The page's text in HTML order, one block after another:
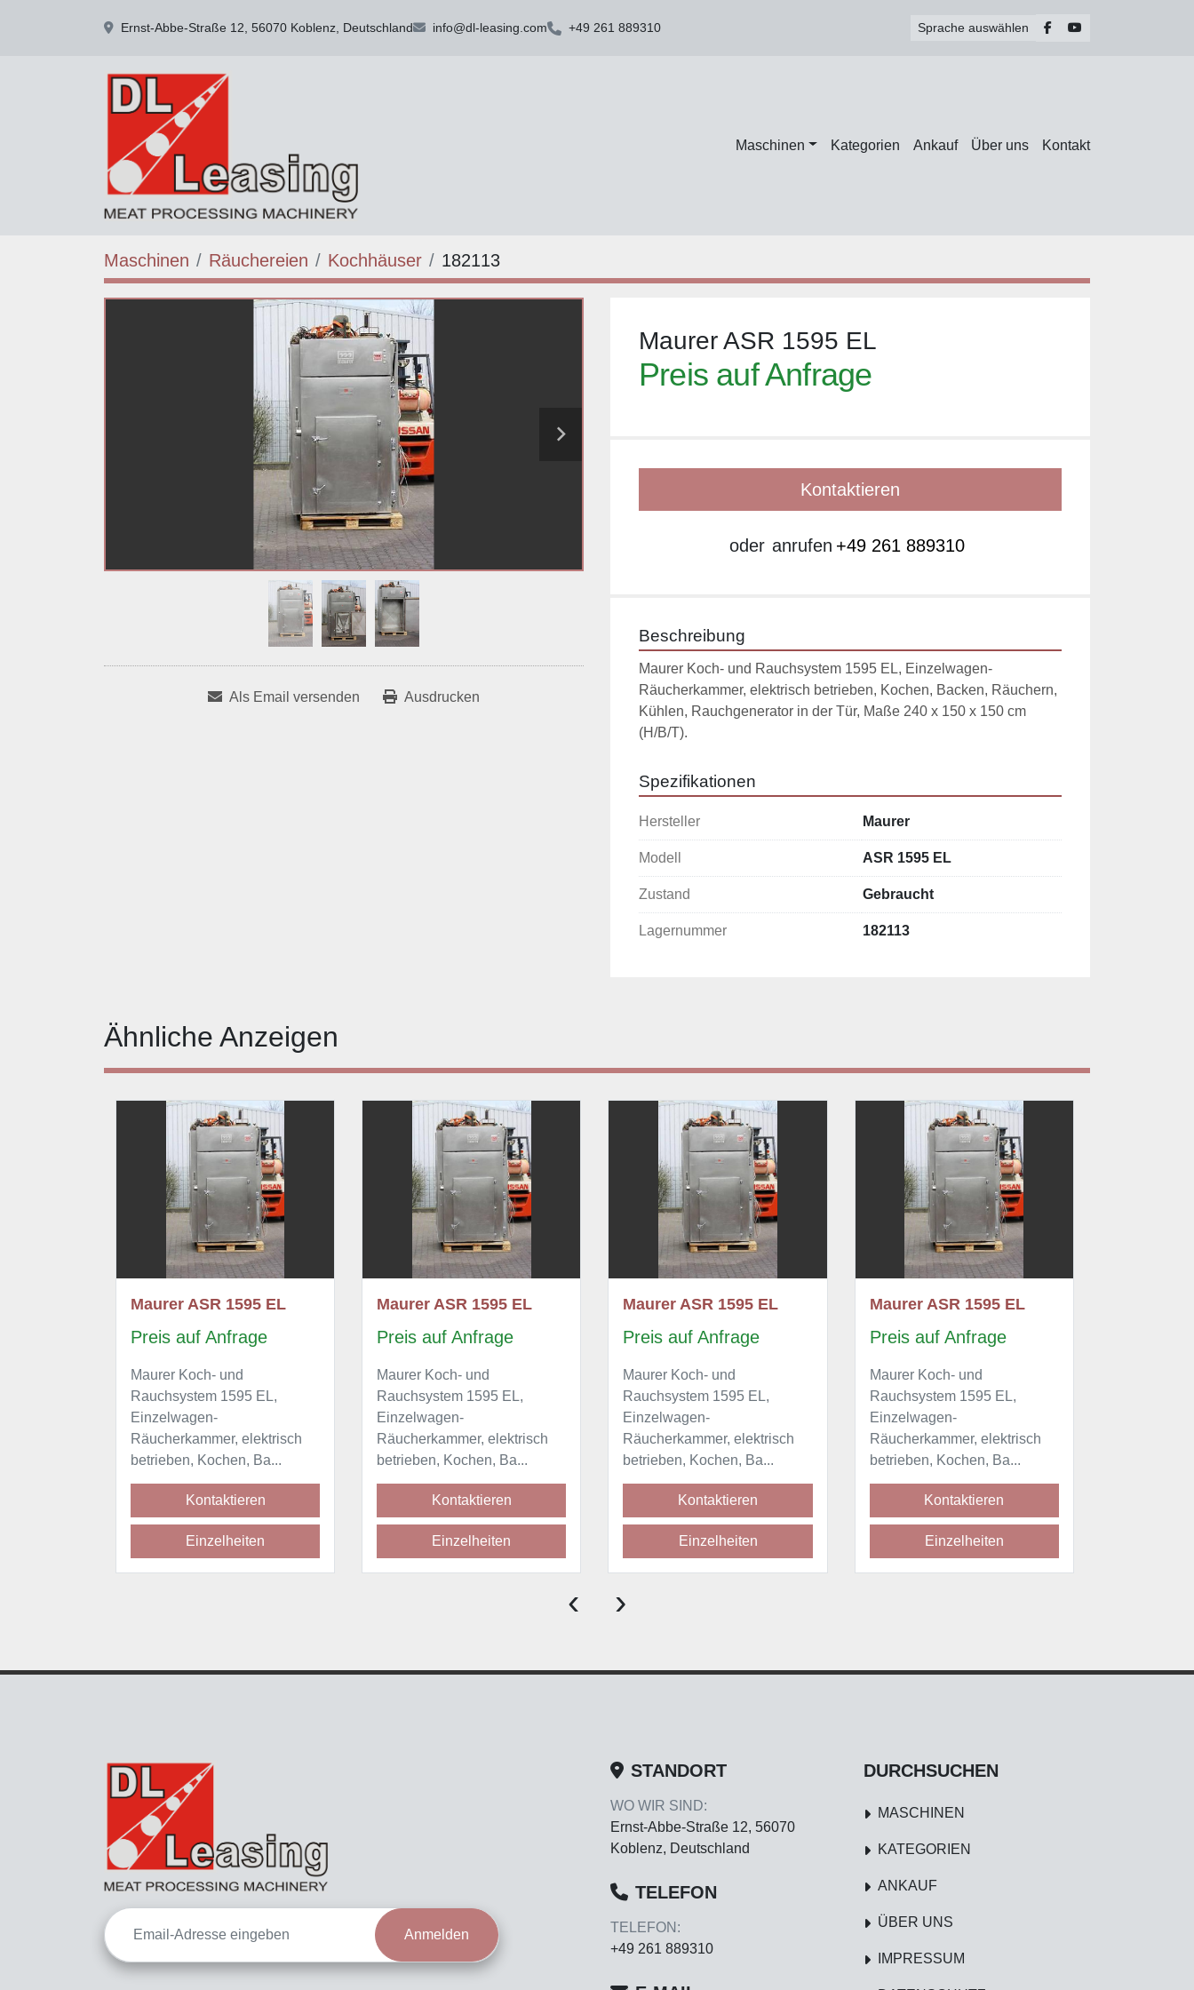
Ernst-Abbe-Straße 12, 56070 Koblenz, Deutschland info@dl-leasing.com +49 261 889310 Sprache auswählen facebook
Maschinen Kategorien Ankauf Über uns Kontakt
Maschinen Räuchereien Kochhäuser 182113
Als Email versenden Ausdrucken
Maurer ASR 1595 EL
Preis auf Anfrage
Kontaktieren
oder anrufen +49 261 889310
Beschreibung
Maurer Koch- und Rauchsystem 1595 EL, Einzelwagen-
Räucherkammer, elektrisch betrieben, Kochen, Backen, Räuchern,
Kühlen, Rauchgenerator in der Tür, Maße 240 x 150 x 150 cm
(H/B/T).
Spezifikationen
Hersteller Maurer
Modell ASR 1595 EL
Zustand Gebraucht
Lagernummer 182113
Ähnliche Anzeigen
elektrisch
Maurer ASR 1595 EL
Preis auf Anfrage
Maurer Koch- und
Rauchsystem 1595 EL,
Einzelwagen-
Räucherkammer, elektrisch
betrieben, Kochen, Ba...
Kontaktieren
Maurer ASR 1595 EL
Preis auf Anfrage
Maurer Koch- und
Rauchsystem 1595 EL,
Einzelwagen-
Räucherkammer, elektrisch
betrieben, Kochen, Ba...
Kontaktieren
Maurer ASR 1595 EL
Preis auf Anfrage
Maurer Koch- und
Rauchsystem 1595 EL,
Einzelwagen-
Räucherkammer, elektrisch
betrieben, Kochen, Ba...
Kontaktieren
Einzelheiten
Maurer ASR 1595 EL
Preis auf Anfrage
Maurer Koch- und
Rauchsystem 1595 EL,
Einzelwagen-
Räucherkammer, elektrisch
betrieben, Kochen, Ba...
Kontaktieren
Einzelheiten
‹ ›
Anmelden
STANDORT
WO WIR SIND:
Ernst-Abbe-Straße 12, 56070
Koblenz, Deutschland
TELEFON
TELEFON:
+49 261 889310
DURCHSUCHEN
MASCHINEN
KATEGORIEN
ANKAUF
ÜBER UNS
IMPRESSUM